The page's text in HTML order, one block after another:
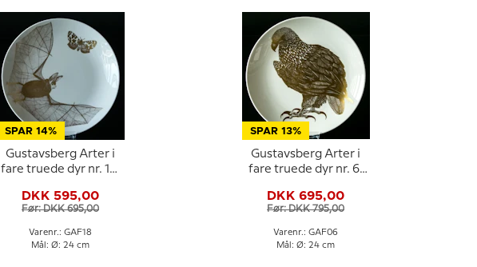
SPAR 14%
Gustavsberg Arter i
fare truede dyr nr. 18,
DKK 595,00
Før: DKK 695,00
Varenr.: GAF18
Mål: Ø: 24 cm
SPAR 13%
Gustavsberg Arter i
fare truede dyr nr. 6,
DKK 695,00
Før: DKK 795,00
Varenr.: GAF06
Mål: Ø: 24 cm